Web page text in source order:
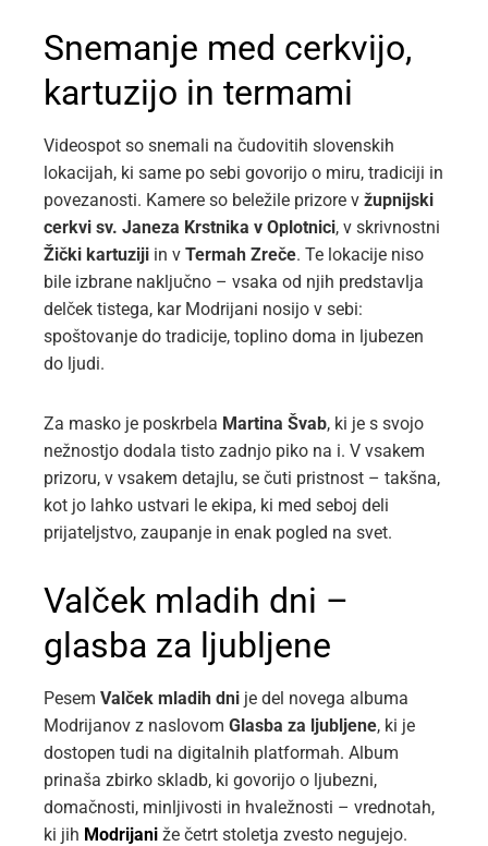
Snemanje med cerkvijo,
kartuzijo in termami
Videospot so snemali na čudovitih slovenskih
lokacijah, ki same po sebi govorijo o miru, tradiciji in
povezanosti. Kamere so beležile prizore v župnijski
cerkvi sv. Janeza Krstnika v Oplotnici, v skrivnostni
Žički kartuziji in v Termah Zreče. Te lokacije niso
bile izbrane naključno – vsaka od njih predstavlja
delček tistega, kar Modrijani nosijo v sebi:
spoštovanje do tradicije, toplino doma in ljubezen
do ljudi.
Za masko je poskrbela Martina Švab, ki je s svojo
nežnostjo dodala tisto zadnjo piko na i. V vsakem
prizoru, v vsakem detajlu, se čuti pristnost – takšna,
kot jo lahko ustvari le ekipa, ki med seboj deli
prijateljstvo, zaupanje in enak pogled na svet.
Valček mladih dni –
glasba za ljubljene
Pesem Valček mladih dni je del novega albuma
Modrijanov z naslovom Glasba za ljubljene, ki je
dostopen tudi na digitalnih platformah. Album
prinaša zbirko skladb, ki govorijo o ljubezni,
domačnosti, minljivosti in hvaležnosti – vrednotah,
ki jih Modrijani že četrt stoletja zvesto negujejo.